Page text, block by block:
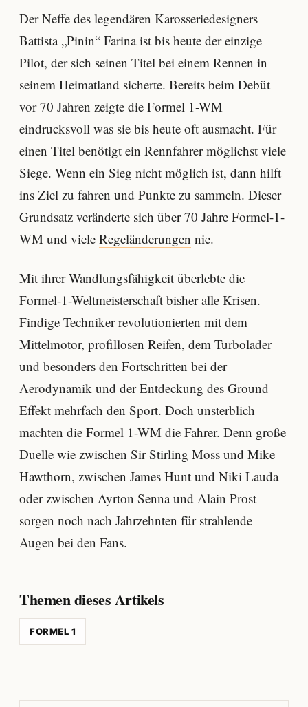
Der Neffe des legendären Karosseriedesigners
Battista „Pinin“ Farina ist bis heute der einzige
Pilot, der sich seinen Titel bei einem Rennen in
seinem Heimatland sicherte. Bereits beim Debüt
vor 70 Jahren zeigte die Formel 1-WM
eindrucksvoll was sie bis heute oft ausmacht. Für
einen Titel benötigt ein Rennfahrer möglichst viele
Siege. Wenn ein Sieg nicht möglich ist, dann hilft
ins Ziel zu fahren und Punkte zu sammeln. Dieser
Grundsatz veränderte sich über 70 Jahre Formel-1-
WM und viele Regeländerungen nie.
Mit ihrer Wandlungsfähigkeit überlebte die
Formel-1-Weltmeisterschaft bisher alle Krisen.
Findige Techniker revolutionierten mit dem
Mittelmotor, profillosen Reifen, dem Turbolader
und besonders den Fortschritten bei der
Aerodynamik und der Entdeckung des Ground
Effekt mehrfach den Sport. Doch unsterblich
machten die Formel 1-WM die Fahrer. Denn große
Duelle wie zwischen Sir Stirling Moss und Mike
Hawthorn, zwischen James Hunt und Niki Lauda
oder zwischen Ayrton Senna und Alain Prost
sorgen noch nach Jahrzehnten für strahlende
Augen bei den Fans.
Themen dieses Artikels
FORMEL 1